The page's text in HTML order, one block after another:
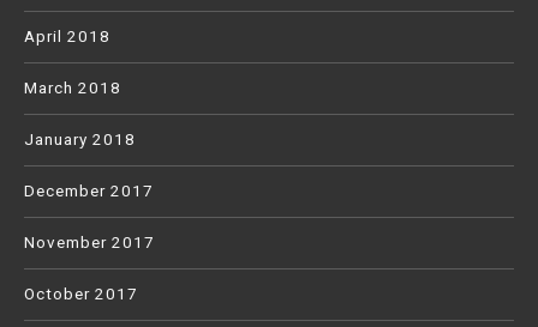
April 2018
March 2018
January 2018
December 2017
November 2017
October 2017